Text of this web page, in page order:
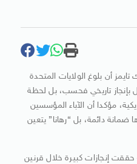
أن بلوغ الولايات المتحدة
بإنجاز تاريخي فحسب، بل لحظة
مؤكدا أن الآباء المؤسسين
ضمانة دائمة، بل “رهانا” يتعين
حققت إنجازات كبيرة خلال قرنين